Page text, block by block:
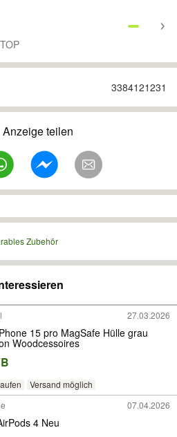
3384121231
teilen
Zubehör
27.03.2026
15 pro MagSafe Hülle grau
Woodcessoires
Versand möglich
07.04.2026
4 Neu